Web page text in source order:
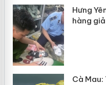
Hưng
hàng
Cà